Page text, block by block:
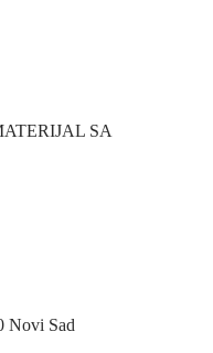
SA
Novi Sad